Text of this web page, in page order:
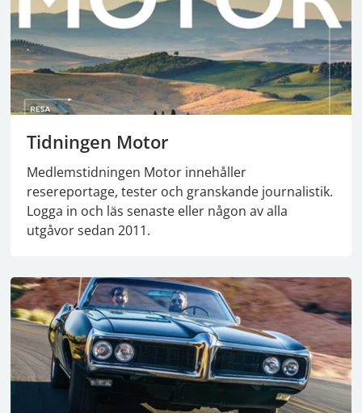
Tidningen Motor
Medlemstidningen Motor innehåller
resereportage, tester och granskande journalistik.
Logga in och läs senaste eller någon av alla
utgåvor sedan 2011.